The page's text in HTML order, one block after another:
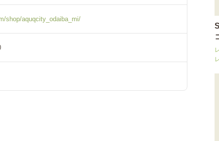
shop/aquqcity_odaiba_mi/